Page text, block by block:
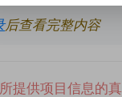
后查看完整内容
提供项目信息的